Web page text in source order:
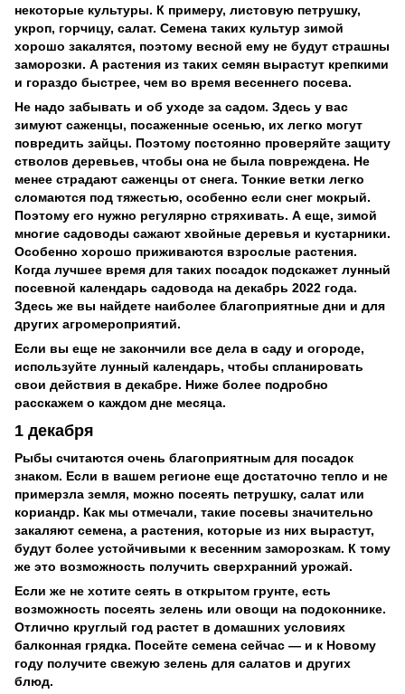
некоторые культуры. К примеру, листовую петрушку,
укроп, горчицу, салат. Семена таких культур зимой
хорошо закалятся, поэтому весной ему не будут страшны
заморозки. А растения из таких семян вырастут крепкими
и гораздо быстрее, чем во время весеннего посева.
Не надо забывать и об уходе за садом. Здесь у вас
зимуют саженцы, посаженные осенью, их легко могут
повредить зайцы. Поэтому постоянно проверяйте защиту
стволов деревьев, чтобы она не была повреждена. Не
менее страдают саженцы от снега. Тонкие ветки легко
сломаются под тяжестью, особенно если снег мокрый.
Поэтому его нужно регулярно стряхивать. А еще, зимой
многие садоводы сажают хвойные деревья и кустарники.
Особенно хорошо приживаются взрослые растения.
Когда лучшее время для таких посадок подскажет лунный
посевной календарь садовода на декабрь 2022 года.
Здесь же вы найдете наиболее благоприятные дни и для
других агромероприятий.
Если вы еще не закончили все дела в саду и огороде,
используйте лунный календарь, чтобы спланировать
свои действия в декабре. Ниже более подробно
расскажем о каждом дне месяца.
1 декабря
Рыбы считаются очень благоприятным для посадок
знаком. Если в вашем регионе еще достаточно тепло и не
примерзла земля, можно посеять петрушку, салат или
кориандр. Как мы отмечали, такие посевы значительно
закаляют семена, а растения, которые из них вырастут,
будут более устойчивыми к весенним заморозкам. К тому
же это возможность получить сверхранний урожай.
Если же не хотите сеять в открытом грунте, есть
возможность посеять зелень или овощи на подоконнике.
Отлично круглый год растет в домашних условиях
балконная грядка. Посейте семена сейчас — и к Новому
году получите свежую зелень для салатов и других
блюд.